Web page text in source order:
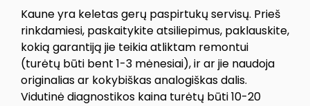
Kaune yra keletas gerų paspirtukų servisų. Prieš
rinkdamiesi, paskaitykite atsiliepimus, paklauskite,
kokią garantiją jie teikia atliktam remontui
(turėtų būti bent 1-3 mėnesiai), ir ar jie naudoja
originalias ar kokybiškas analogiškas dalis.
Vidutinė diagnostikos kaina turėtų būti 10-20